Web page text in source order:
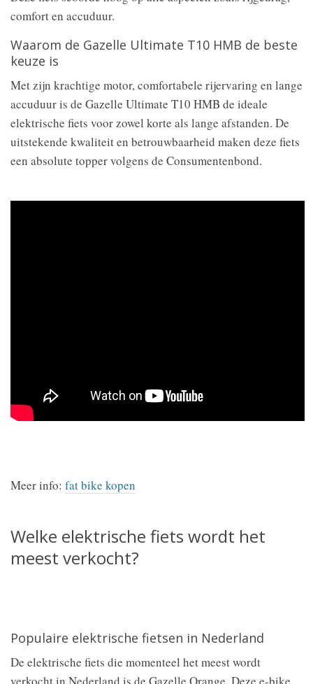
comfort en accuduur.
Waarom de Gazelle Ultimate T10 HMB de beste
keuze is
Met zijn krachtige motor, comfortabele rijervaring en lange
accuduur is de Gazelle Ultimate T10 HMB de ideale
elektrische fiets voor zowel korte als lange afstanden. De
uitstekende kwaliteit en betrouwbaarheid maken deze fiets
een absolute topper volgens de Consumentenbond.
Meer info: fat bike kopen
Welke elektrische fiets wordt het
meest verkocht?
Populaire elektrische fietsen in Nederland
De elektrische fiets die momenteel het meest wordt